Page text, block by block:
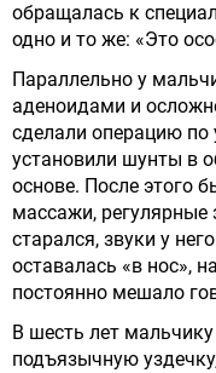
обращалась к
одно и то же: «Это
Параллельно у
аденоидами и
сделали операцию
установили шунты в
основе. После этого
массажи,
старался, звуки у
оставалась «в нос»,
постоянно мешало
В шесть лет
подъязычную